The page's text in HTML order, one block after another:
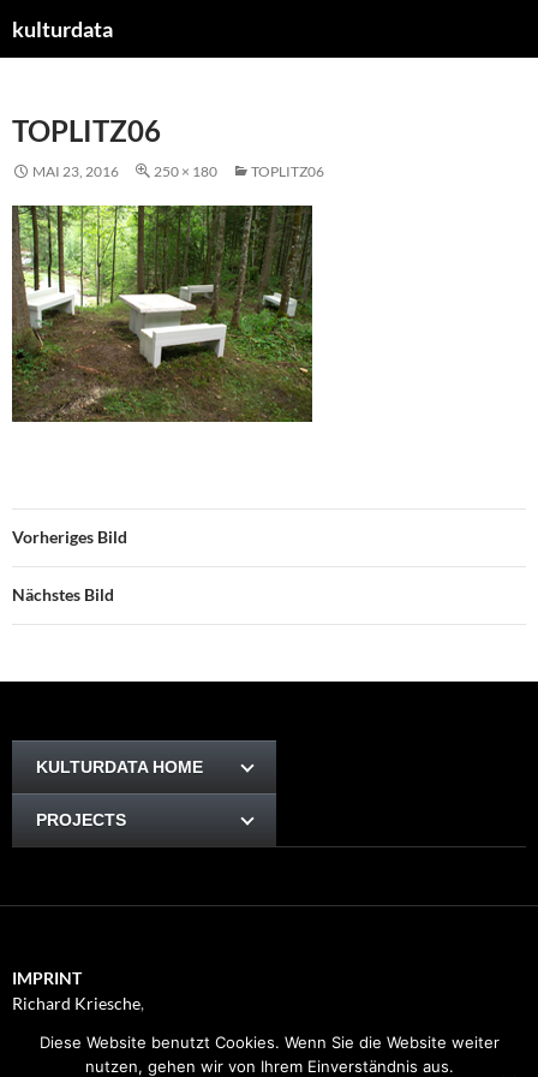
kulturdata
TOPLITZ06
MAI 23, 2016 250 × 180 TOPLITZ06
Vorheriges Bild
Nächstes Bild
KULTURDATA HOME
PROJECTS
IMPRINT
Richard Kriesche,
GrazDiese Website benutzt Cookies. Wenn Sie die Website weiter
nutzen, gehen wir von Ihrem Einverständnis aus.